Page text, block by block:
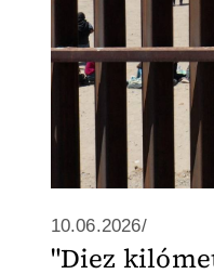
10.06.2026/
"Diez